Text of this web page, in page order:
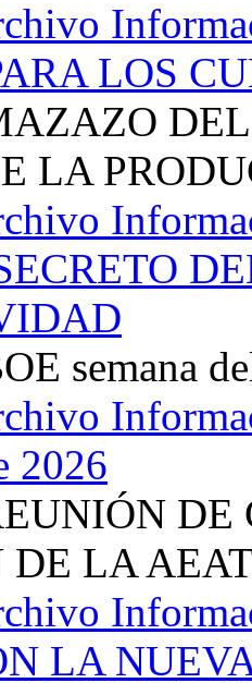
LA
semana
DE
DE LA